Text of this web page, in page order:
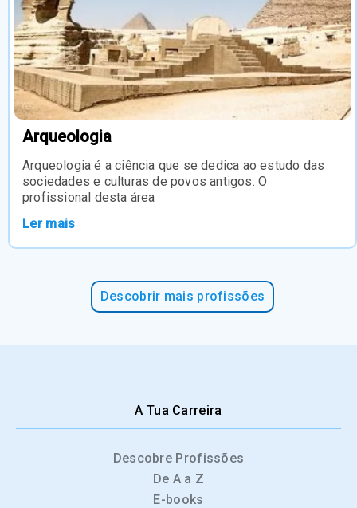
Arqueologia
Arqueologia é a ciência que se dedica ao estudo das
sociedades e culturas de povos antigos. O
profissional desta área
Ler mais
Descobrir mais profissões
A Tua Carreira
Descobre Profissões
De A a Z
E-books